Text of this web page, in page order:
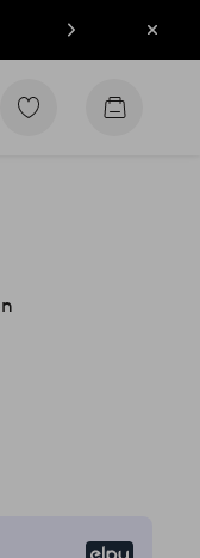
Sulje
Siirry
Siirry